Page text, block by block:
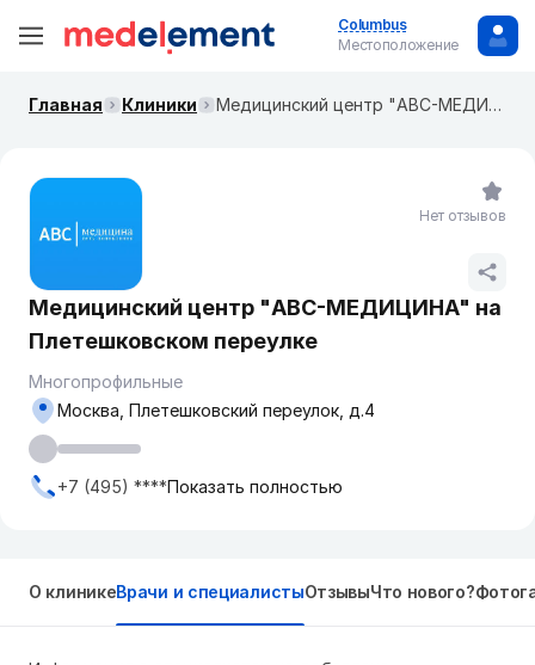
Columbus
Местоположение
Главная Клиники Медицинский центр "ABC-МЕДИЦИНА" на ​Плетешковском переулке
Медицинский центр "ABC-МЕДИЦИНА" на ​
Плетешковском переулке
Многопрофильные
Москва, ​Плетешковский переулок, д.4
+7 (495) ****Показать полностью
Нет отзывов
О клиникеВрачи и специалистыОтзывыЧто нового?